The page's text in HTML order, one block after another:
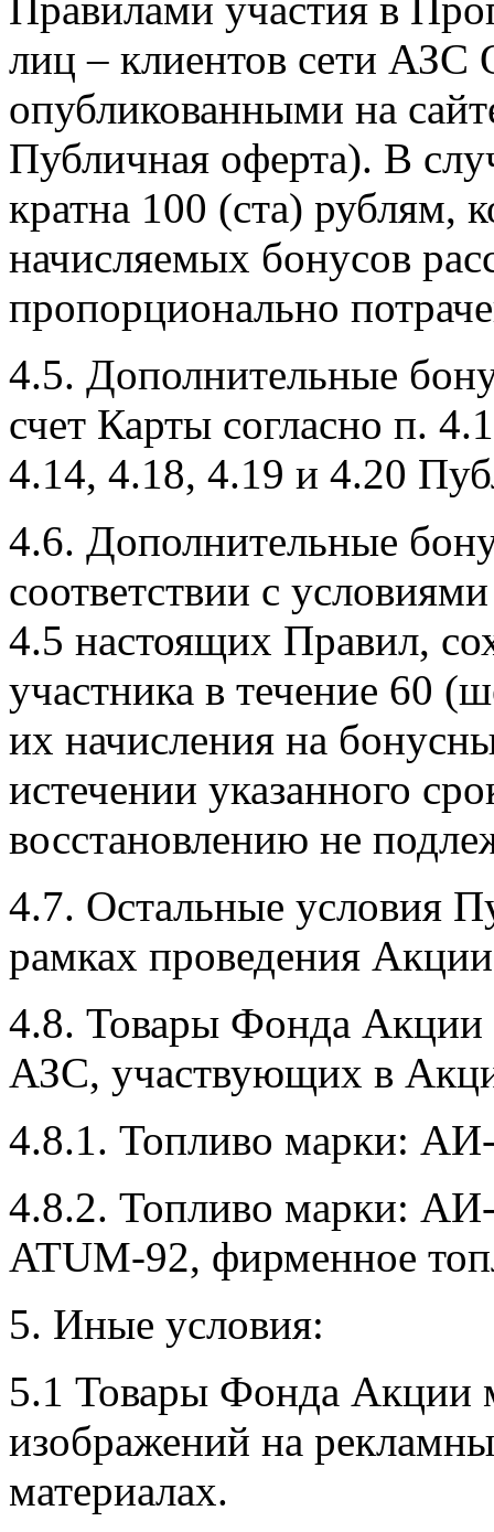
лиц – клиентов сети
опубликованными на
Публичная оферта). В
кратна 100 (ста) рублям,
начисляемых бонусов
пропорционально
4.5. Дополнительные
счет Карты согласно п.
4.14, 4.18, 4.19 и 4.20
4.6. Дополнительные
соответствии с
4.5 настоящих Правил,
участника в течение 60
их начисления на
истечении указанного
восстановлению не
4.7. Остальные условия
рамках проведения
4.8. Товары Фонда Акции
АЗС, участвующих в
4.8.1. Топливо марки:
4.8.2. Топливо марки:
ATUM-92, фирменное
5. Иные условия:
5.1 Товары Фонда Акции
изображений на
материалах.